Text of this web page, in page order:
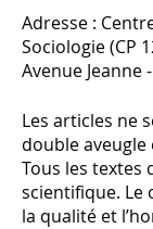
Adresse :
Sociologie (CP
Avenue Jeanne
Les articles ne
double
Tous les textes
scientifique. Le
la qualité et